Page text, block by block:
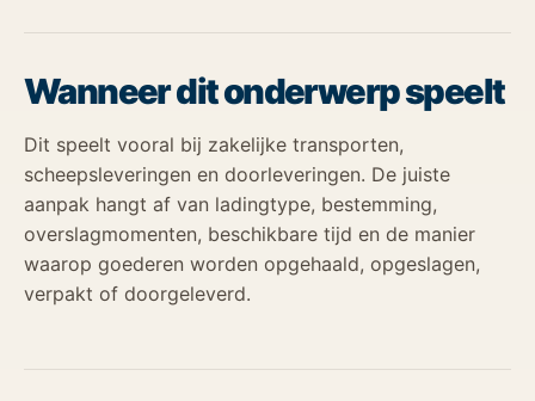
Wanneer dit onderwerp speelt
Dit speelt vooral bij zakelijke transporten,
scheepsleveringen en doorleveringen. De juiste
aanpak hangt af van ladingtype, bestemming,
overslagmomenten, beschikbare tijd en de manier
waarop goederen worden opgehaald, opgeslagen,
verpakt of doorgeleverd.